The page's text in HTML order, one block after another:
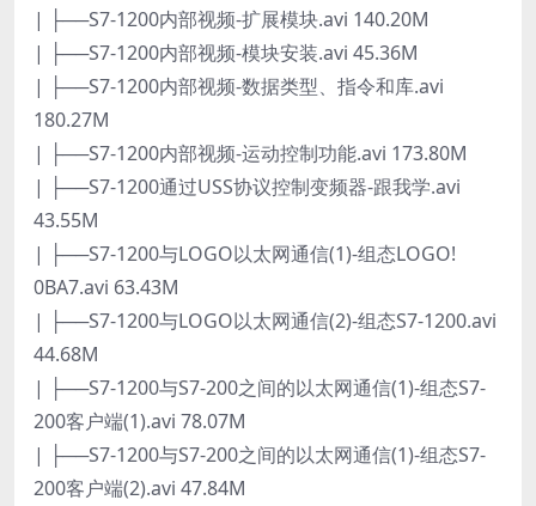
| ├──S7-1200内部视频-扩展模块.avi 140.20M
| ├──S7-1200内部视频-模块安装.avi 45.36M
| ├──S7-1200内部视频-数据类型、指令和库.avi
180.27M
| ├──S7-1200内部视频-运动控制功能.avi 173.80M
| ├──S7-1200通过USS协议控制变频器-跟我学.avi
43.55M
| ├──S7-1200与LOGO以太网通信(1)-组态LOGO!
0BA7.avi 63.43M
| ├──S7-1200与LOGO以太网通信(2)-组态S7-1200.avi
44.68M
| ├──S7-1200与S7-200之间的以太网通信(1)-组态S7-
200客户端(1).avi 78.07M
| ├──S7-1200与S7-200之间的以太网通信(1)-组态S7-
200客户端(2).avi 47.84M